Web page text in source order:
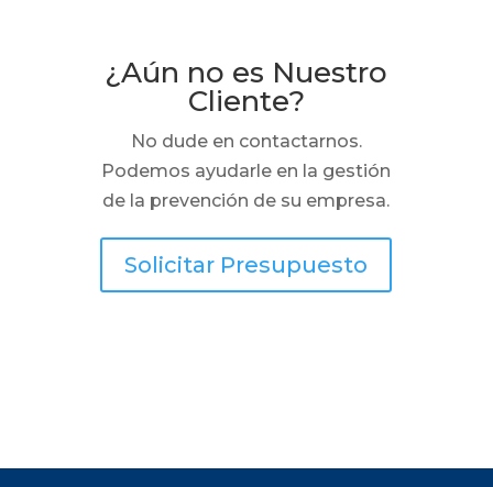
¿Aún no es Nuestro
Cliente?
No dude en contactarnos.
Podemos ayudarle en la gestión
de la prevención de su empresa.
Solicitar Presupuesto